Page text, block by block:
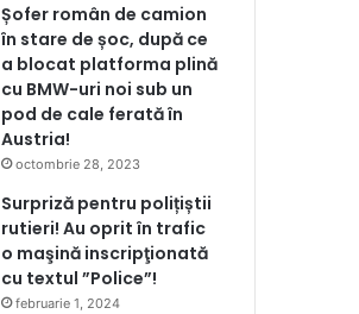
Șofer român de camion
în stare de șoc, după ce
a blocat platforma plină
cu BMW-uri noi sub un
pod de cale ferată în
Austria!
octombrie 28, 2023
Surpriză pentru polițiștii
rutieri! Au oprit în trafic
o maşină inscripţionată
cu textul ”Police”!
februarie 1, 2024